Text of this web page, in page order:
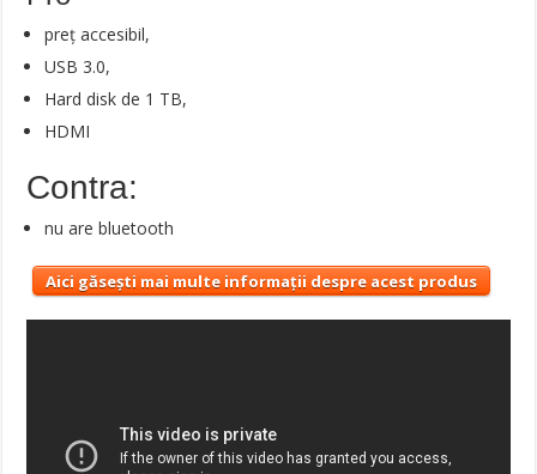
preţ accesibil,
USB 3.0,
Hard disk de 1 TB,
HDMI
Contra:
nu are bluetooth
Aici găsești mai multe informații despre acest produs